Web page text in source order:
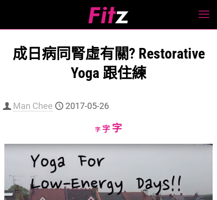
成日病同腎虛有關? Restorative
Yoga 跟住練
Man Chee 2017-05-26
字Decrease
字Reset
字Increase